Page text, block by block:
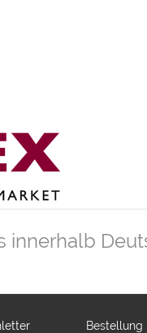
innerhalb
Bestellung